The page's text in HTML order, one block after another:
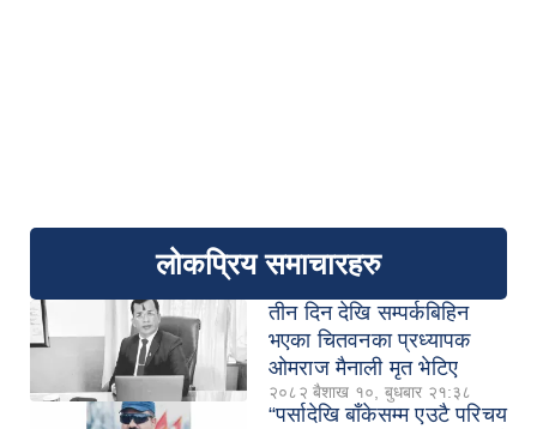
लोकप्रिय समाचारहरु
तीन दिन देखि सम्पर्कबिहिन
भएका चितवनका प्रध्यापक
ओमराज मैनाली मृत भेटिए
२०८२ बैशाख १०, बुधबार २१:३८
“पर्सादेखि बाँकेसम्म एउटै परिचय